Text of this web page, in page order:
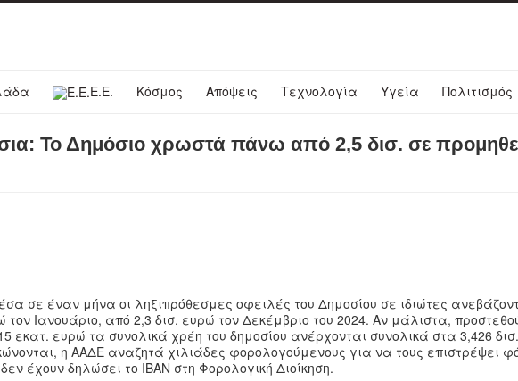
Ε.Ε. Κόσμος Απόψεις Τεχνολογία Υγεία Πολιτισμός
Το Δημόσιο χρωστά πάνω από 2,5 δισ. σε
σε έναν μήνα οι ληξιπρόθεσμες οφειλές του Δημοσίου σε ιδιώτες
Ιανουάριο, από 2,3 δισ. ευρώ τον Δεκέμβριο του 2024. Αν μάλιστα,
εκατ. ευρώ τα συνολικά χρέη του δημοσίου ανέρχονται συνολικά στα 3,426
η ΑΑΔΕ αναζητά χιλιάδες φορολογούμενους για να τους επιστρέψει
έχουν δηλώσει το ΙΒΑΝ στη Φορολογική Διοίκηση.